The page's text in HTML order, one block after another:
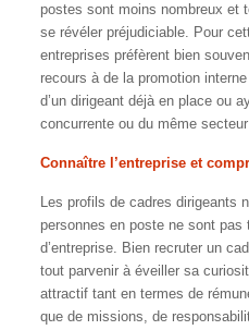
postes sont moins nombreux et
se révéler préjudiciable. Pour
entreprises préfèrent bien
recours à de la promotion
d’un dirigeant déjà en place ou
concurrente ou du même
Connaître l’entreprise et
Les profils de cadres dirigeants
personnes en poste ne sont
d’entreprise. Bien recruter un
tout parvenir à éveiller sa
attractif tant en termes de
que de missions, de